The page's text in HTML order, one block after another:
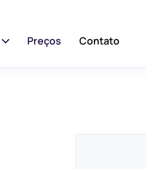
Preços Contato